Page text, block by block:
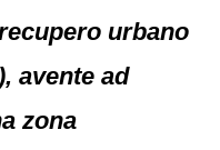
urbano
avente ad
zona